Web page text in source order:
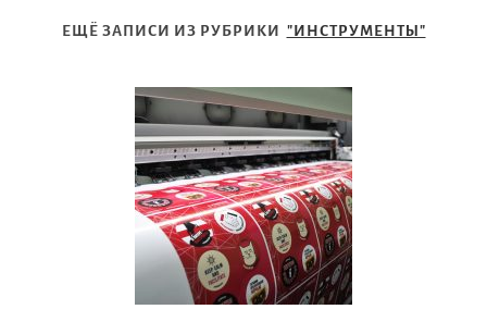
ЕЩЁ ЗАПИСИ ИЗ РУБРИКИ "ИНСТРУМЕНТЫ"